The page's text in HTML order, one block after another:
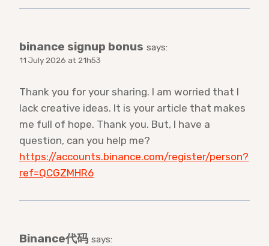
binance signup bonus says:
11 July 2026 at 21h53
Thank you for your sharing. I am worried that I
lack creative ideas. It is your article that makes
me full of hope. Thank you. But, I have a
question, can you help me?
https://accounts.binance.com/register/person?
ref=QCGZMHR6
Binance代码 says: